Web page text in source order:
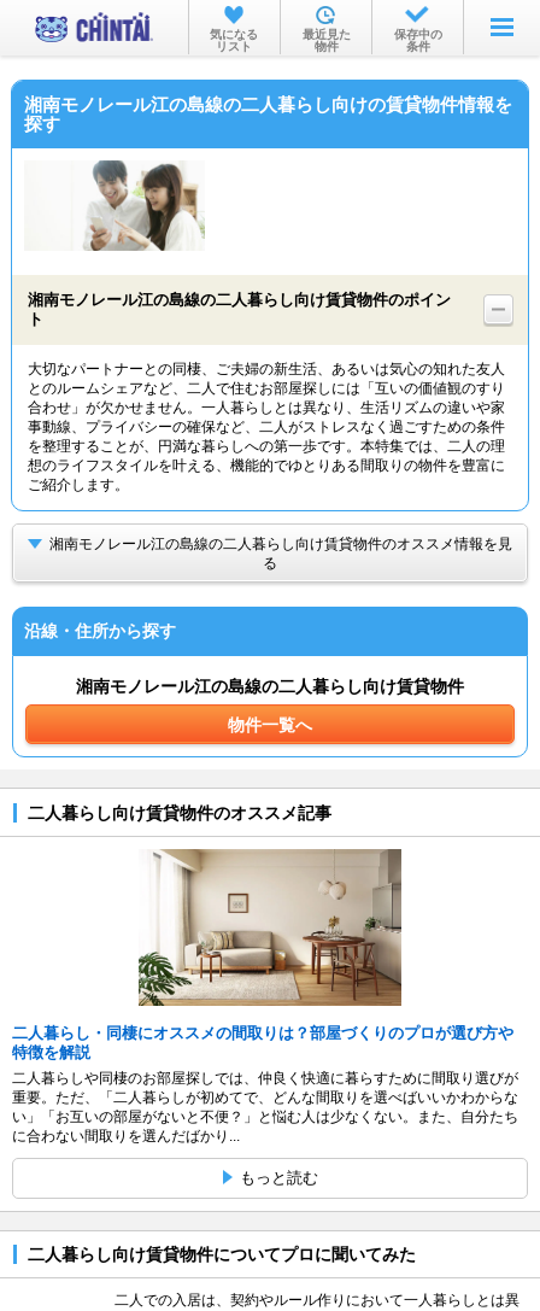
お部屋を探す
沿線・駅から
不動産会社から
気になる
リスト
最近見た
物件
保存中の
条件
湘南モノレール江の島線の二人暮らし向けの賃貸物件情報を
探す
湘南モノレール江の島線の二人暮らし向け賃貸物件のポイン
ト
大切なパートナーとの同棲、ご夫婦の新生活、あるいは気心の知れた友人
とのルームシェアなど、二人で住むお部屋探しには「互いの価値観のすり
合わせ」が欠かせません。一人暮らしとは異なり、生活リズムの違いや家
事動線、プライバシーの確保など、二人がストレスなく過ごすための条件
を整理することが、円満な暮らしへの第一歩です。本特集では、二人の理
想のライフスタイルを叶える、機能的でゆとりある間取りの物件を豊富に
ご紹介します。
湘南モノレール江の島線の二人暮らし向け賃貸物件のオススメ情報を見
る
沿線・住所から探す
湘南モノレール江の島線の二人暮らし向け賃貸物件
物件一覧へ
二人暮らし向け賃貸物件のオススメ記事
二人暮らし・同棲にオススメの間取りは？部屋づくりのプロが選び方や
特徴を解説
二人暮らしや同棲のお部屋探しでは、仲良く快適に暮らすために間取り選びが
重要。ただ、「二人暮らしが初めてで、どんな間取りを選べばいいかわからな
い」「お互いの部屋がないと不便？」と悩む人は少なくない。また、自分たち
に合わない間取りを選んだばかり...
もっと読む
二人暮らし向け賃貸物件についてプロに聞いてみた
二人での入居は、契約やルール作りにおいて一人暮らしとは異